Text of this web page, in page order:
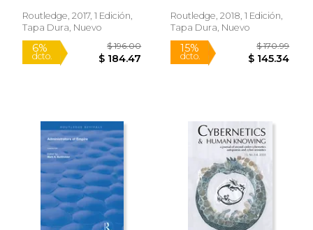
Routledge, 2017, 1 Edición,
Tapa Dura, Nuevo
on the East African
Coast (en Inglés)
Routledge, 2018, 1 Edición,
Tapa Dura, Nuevo